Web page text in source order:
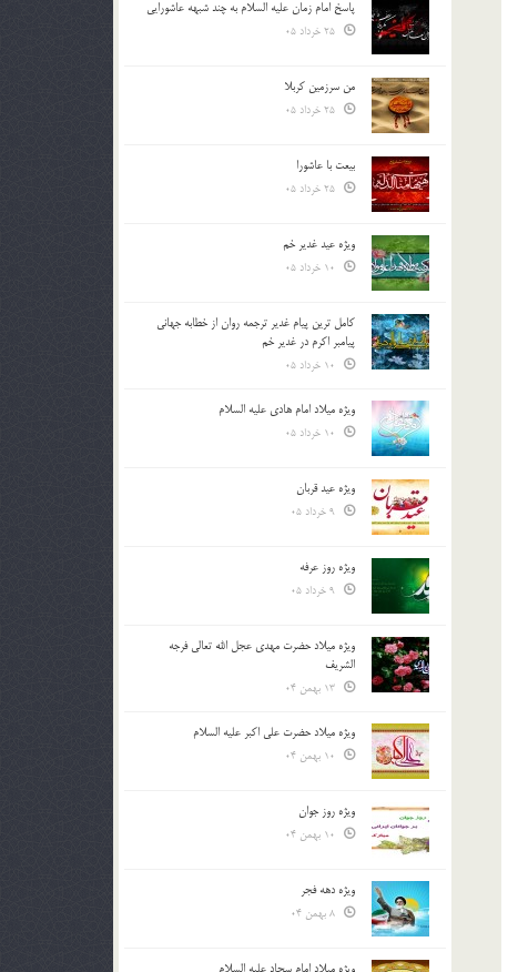
پاسخ امام زمان علیه السلام به چند شبهه عاشورایی
من سرزمین کربلا
بیعت با عاشورا
ویژه عید غدیر خم
کامل ترین پیام غدیر ترجمه روان از خطابه جهانی
پیامبر اکرم در غدیر خم
ویژه میلاد امام هادی علیه السلام
ویژه عید قربان
ویژه روز عرفه
ویژه میلاد حضرت مهدی عجل الله تعالی فرجه
الشريف
ویژه میلاد حضرت علی اکبر علیه السلام
ویژه روز جوان
ویژه دهه فجر